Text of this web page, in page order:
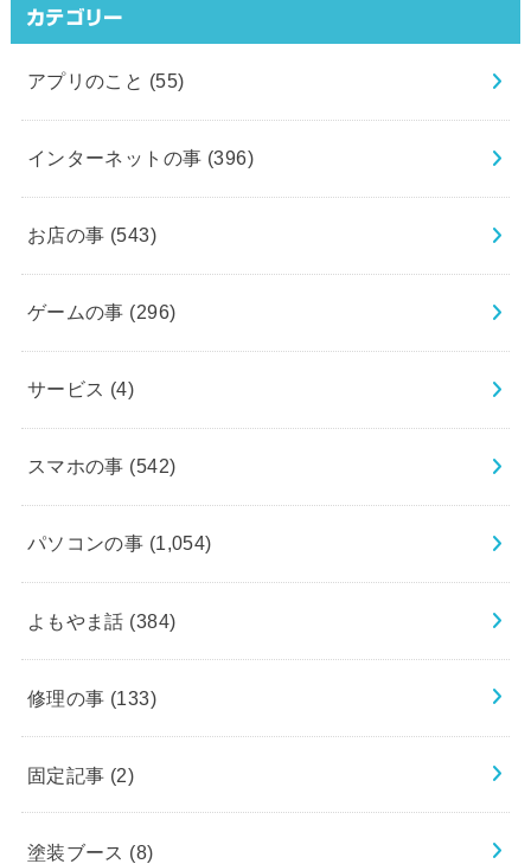
カテゴリー
アプリのこと (55)
インターネットの事 (396)
お店の事 (543)
ゲームの事 (296)
サービス (4)
スマホの事 (542)
パソコンの事 (1,054)
よもやま話 (384)
修理の事 (133)
固定記事 (2)
塗装ブース (8)